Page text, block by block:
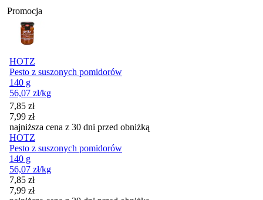
Promocja
HOTZ
Pesto z suszonych pomidorów
140 g
56,07 zł/kg
Cena promocyjna
7,85 zł
7,99 zł
najniższa cena z 30 dni przed obniżką
HOTZ
Pesto z suszonych pomidorów
140 g
56,07 zł/kg
Cena promocyjna
7,85 zł
7,99 zł